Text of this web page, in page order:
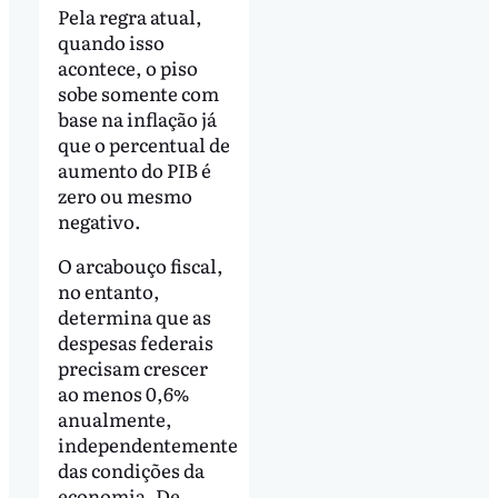
Pela regra atual,
quando isso
acontece, o piso
sobe somente com
base na inflação já
que o percentual de
aumento do PIB é
zero ou mesmo
negativo.
O arcabouço fiscal,
no entanto,
determina que as
despesas federais
precisam crescer
ao menos 0,6%
anualmente,
independentemente
das condições da